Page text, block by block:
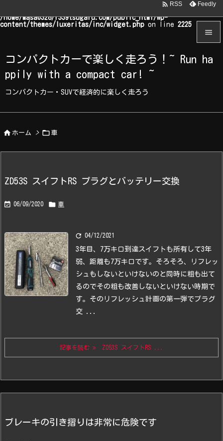
/home/masa0328/r339tsugaru.com/public_html/wp-
content/themes/luxeritas/inc/widget.php on line 2225
コンパクトカーで楽しく走ろう！~ Run ha
ppily with a compact car! ~
コンパクトカー・SUVで経済的に楽しく走ろう


メニュ

 RSS Feedly
 ホーム >  車
ZD53S スイフトRS プラグとバッテリー交換
 06/09/2020  車
 04/12/2021
3年目、7万キロ到達スイフトも所有して3年
弱、距離も7万キロです。 そろそろ、リフレッ
シュもしないといけないのと同時に粗も出て
るのでその粗も改善しないといけない時期で
す。 そのリフレッシュ計画の第一弾でプラグ
交 ...
記事を読む ZD53S スイフトRS ...
ブレーキの引き摺りは非常に危険です